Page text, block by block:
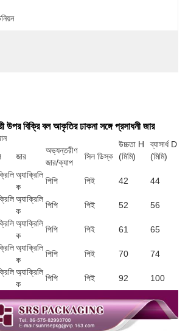
বিক্রি বল আকৃতির ঢাকনা সঙ্গে প্রসাধনী জার
উচ্চতা H
(মিমি)
ব্যাসার্ধ D
(মিমি)
জার
অভ্যন্তরীণ
জার/ক্যাপ
সিল ডিস্ক
অ্যাক্রিলি
ক
পিপি পিই 42 44
অ্যাক্রিলি
ক
পিপি পিই 52 56
অ্যাক্রিলি
ক
পিপি পিই 61 65
অ্যাক্রিলি
ক
পিপি পিই 70
74
অ্যাক্রিলি
ক
পিপি পিই 92 100